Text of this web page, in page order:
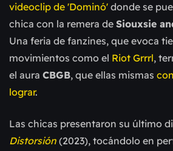
videoclip de 'Dominó' donde se
chica con la remera de Siouxsie
Una feria de fanzines, que evoca
movimientos como el Riot Grrrl,
el aura CBGB, que ellas mismas
lograr.
Las chicas presentaron su último
Distorsión (2023), tocándolo en